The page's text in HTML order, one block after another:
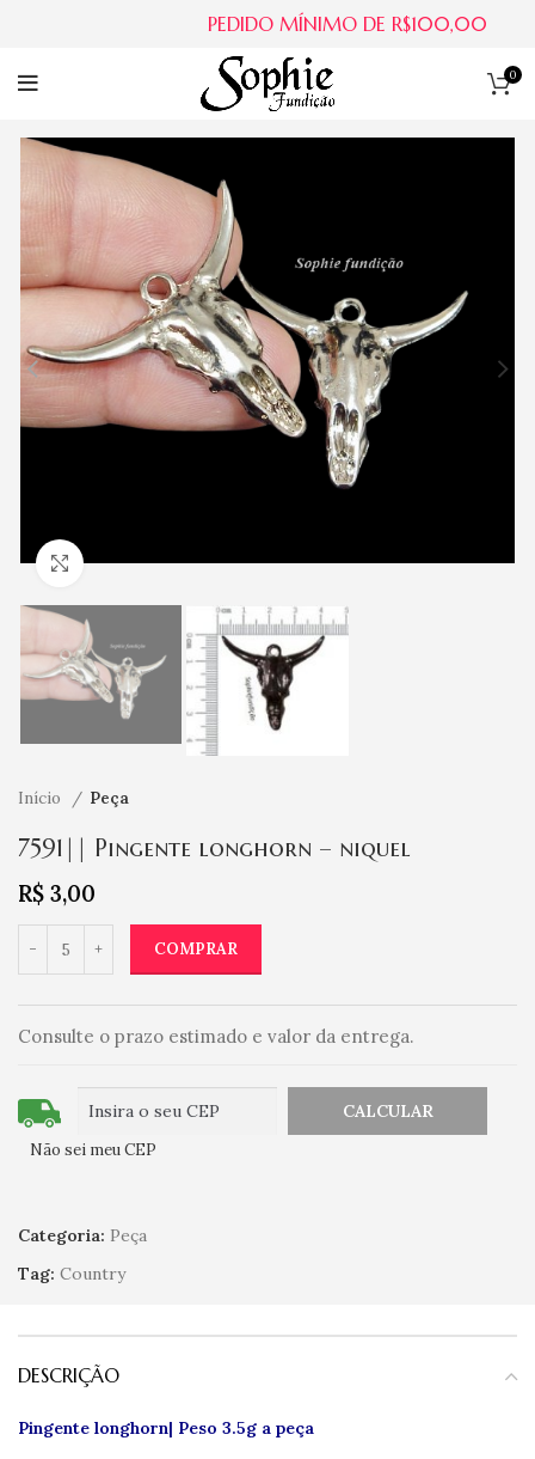
0
Clique para ampliar
Início Peça
7591|| Pingente longhorn – niquel
R$ 3,00
COMPRAR
Consulte o prazo estimado e valor da entrega.
Não sei meu CEP
Categoria: Peça
Tag: Country
DESCRIÇÃO
Pingente longhorn| Peso 3.5g a peça
PEDIDO MÍNIMO DE R$100,00